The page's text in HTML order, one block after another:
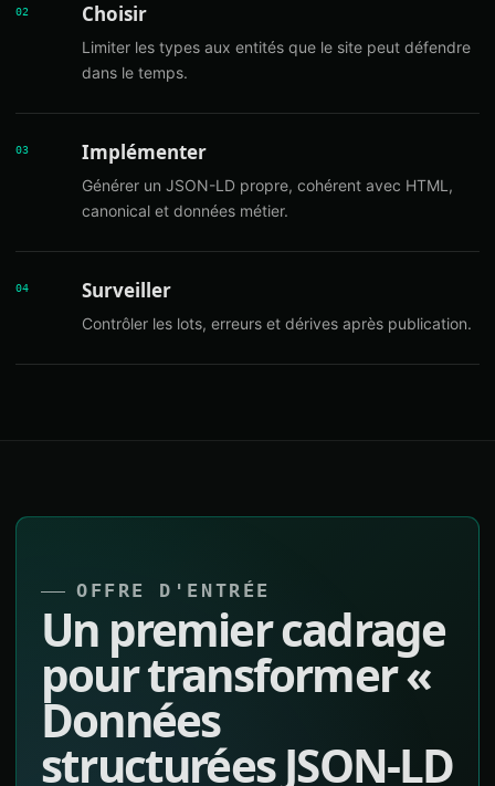
02 Choisir
Limiter les types aux entités que le site peut défendre
dans le temps.
03 Implémenter
Générer un JSON-LD propre, cohérent avec HTML,
canonical et données métier.
04 Surveiller
Contrôler les lots, erreurs et dérives après publication.
OFFRE D'ENTRÉE
Un premier cadrage
pour transformer «
Données
structurées JSON-LD